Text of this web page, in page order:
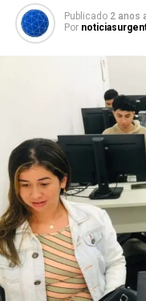
Publicado 2 anos
Por